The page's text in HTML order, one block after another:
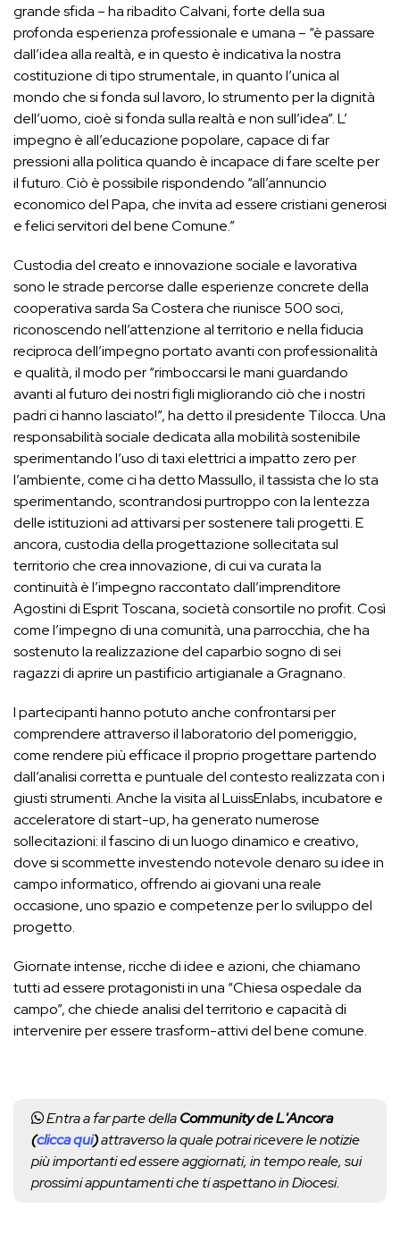
grande sfida – ha ribadito Calvani, forte della sua
profonda esperienza professionale e umana – “è passare
dall’idea alla realtà, e in questo è indicativa la nostra
costituzione di tipo strumentale, in quanto l’unica al
mondo che si fonda sul lavoro, lo strumento per la dignità
dell’uomo, cioè si fonda sulla realtà e non sull’idea”. L’
impegno è all’educazione popolare, capace di far
pressioni alla politica quando è incapace di fare scelte per
il futuro. Ciò è possibile rispondendo “all’annuncio
economico del Papa, che invita ad essere cristiani generosi
e felici servitori del bene Comune.”
Custodia del creato e innovazione sociale e lavorativa
sono le strade percorse dalle esperienze concrete della
cooperativa sarda Sa Costera che riunisce 500 soci,
riconoscendo nell’attenzione al territorio e nella fiducia
reciproca dell’impegno portato avanti con professionalità
e qualità, il modo per “rimboccarsi le mani guardando
avanti al futuro dei nostri figli migliorando ciò che i nostri
padri ci hanno lasciato!”, ha detto il presidente Tilocca. Una
responsabilità sociale dedicata alla mobilità sostenibile
sperimentando l’uso di taxi elettrici a impatto zero per
l’ambiente, come ci ha detto Massullo, il tassista che lo sta
sperimentando, scontrandosi purtroppo con la lentezza
delle istituzioni ad attivarsi per sostenere tali progetti. E
ancora, custodia della progettazione sollecitata sul
territorio che crea innovazione, di cui va curata la
continuità è l’impegno raccontato dall’imprenditore
Agostini di Esprit Toscana, società consortile no profit. Così
come l’impegno di una comunità, una parrocchia, che ha
sostenuto la realizzazione del caparbio sogno di sei
ragazzi di aprire un pastificio artigianale a Gragnano.
I partecipanti hanno potuto anche confrontarsi per
comprendere attraverso il laboratorio del pomeriggio,
come rendere più efficace il proprio progettare partendo
dall’analisi corretta e puntuale del contesto realizzata con i
giusti strumenti. Anche la visita al LuissEnlabs, incubatore e
acceleratore di start-up, ha generato numerose
sollecitazioni: il fascino di un luogo dinamico e creativo,
dove si scommette investendo notevole denaro su idee in
campo informatico, offrendo ai giovani una reale
occasione, uno spazio e competenze per lo sviluppo del
progetto.
Giornate intense, ricche di idee e azioni, che chiamano
tutti ad essere protagonisti in una “Chiesa ospedale da
campo”, che chiede analisi del territorio e capacità di
intervenire per essere trasform-attivi del bene comune.
Entra a far parte dellaCommunity de L'Ancora
(clicca qui)attraverso la quale potrai ricevere le notizie
più importanti ed essere aggiornati, in tempo reale, sui
prossimi appuntamenti che ti aspettano in Diocesi.